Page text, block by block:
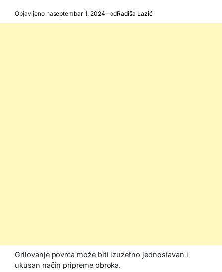
Objavljeno naseptembar 1, 2024 odRadiša Lazić
Grilovanje povrća može biti izuzetno jednostavan i
ukusan način pripreme obroka.